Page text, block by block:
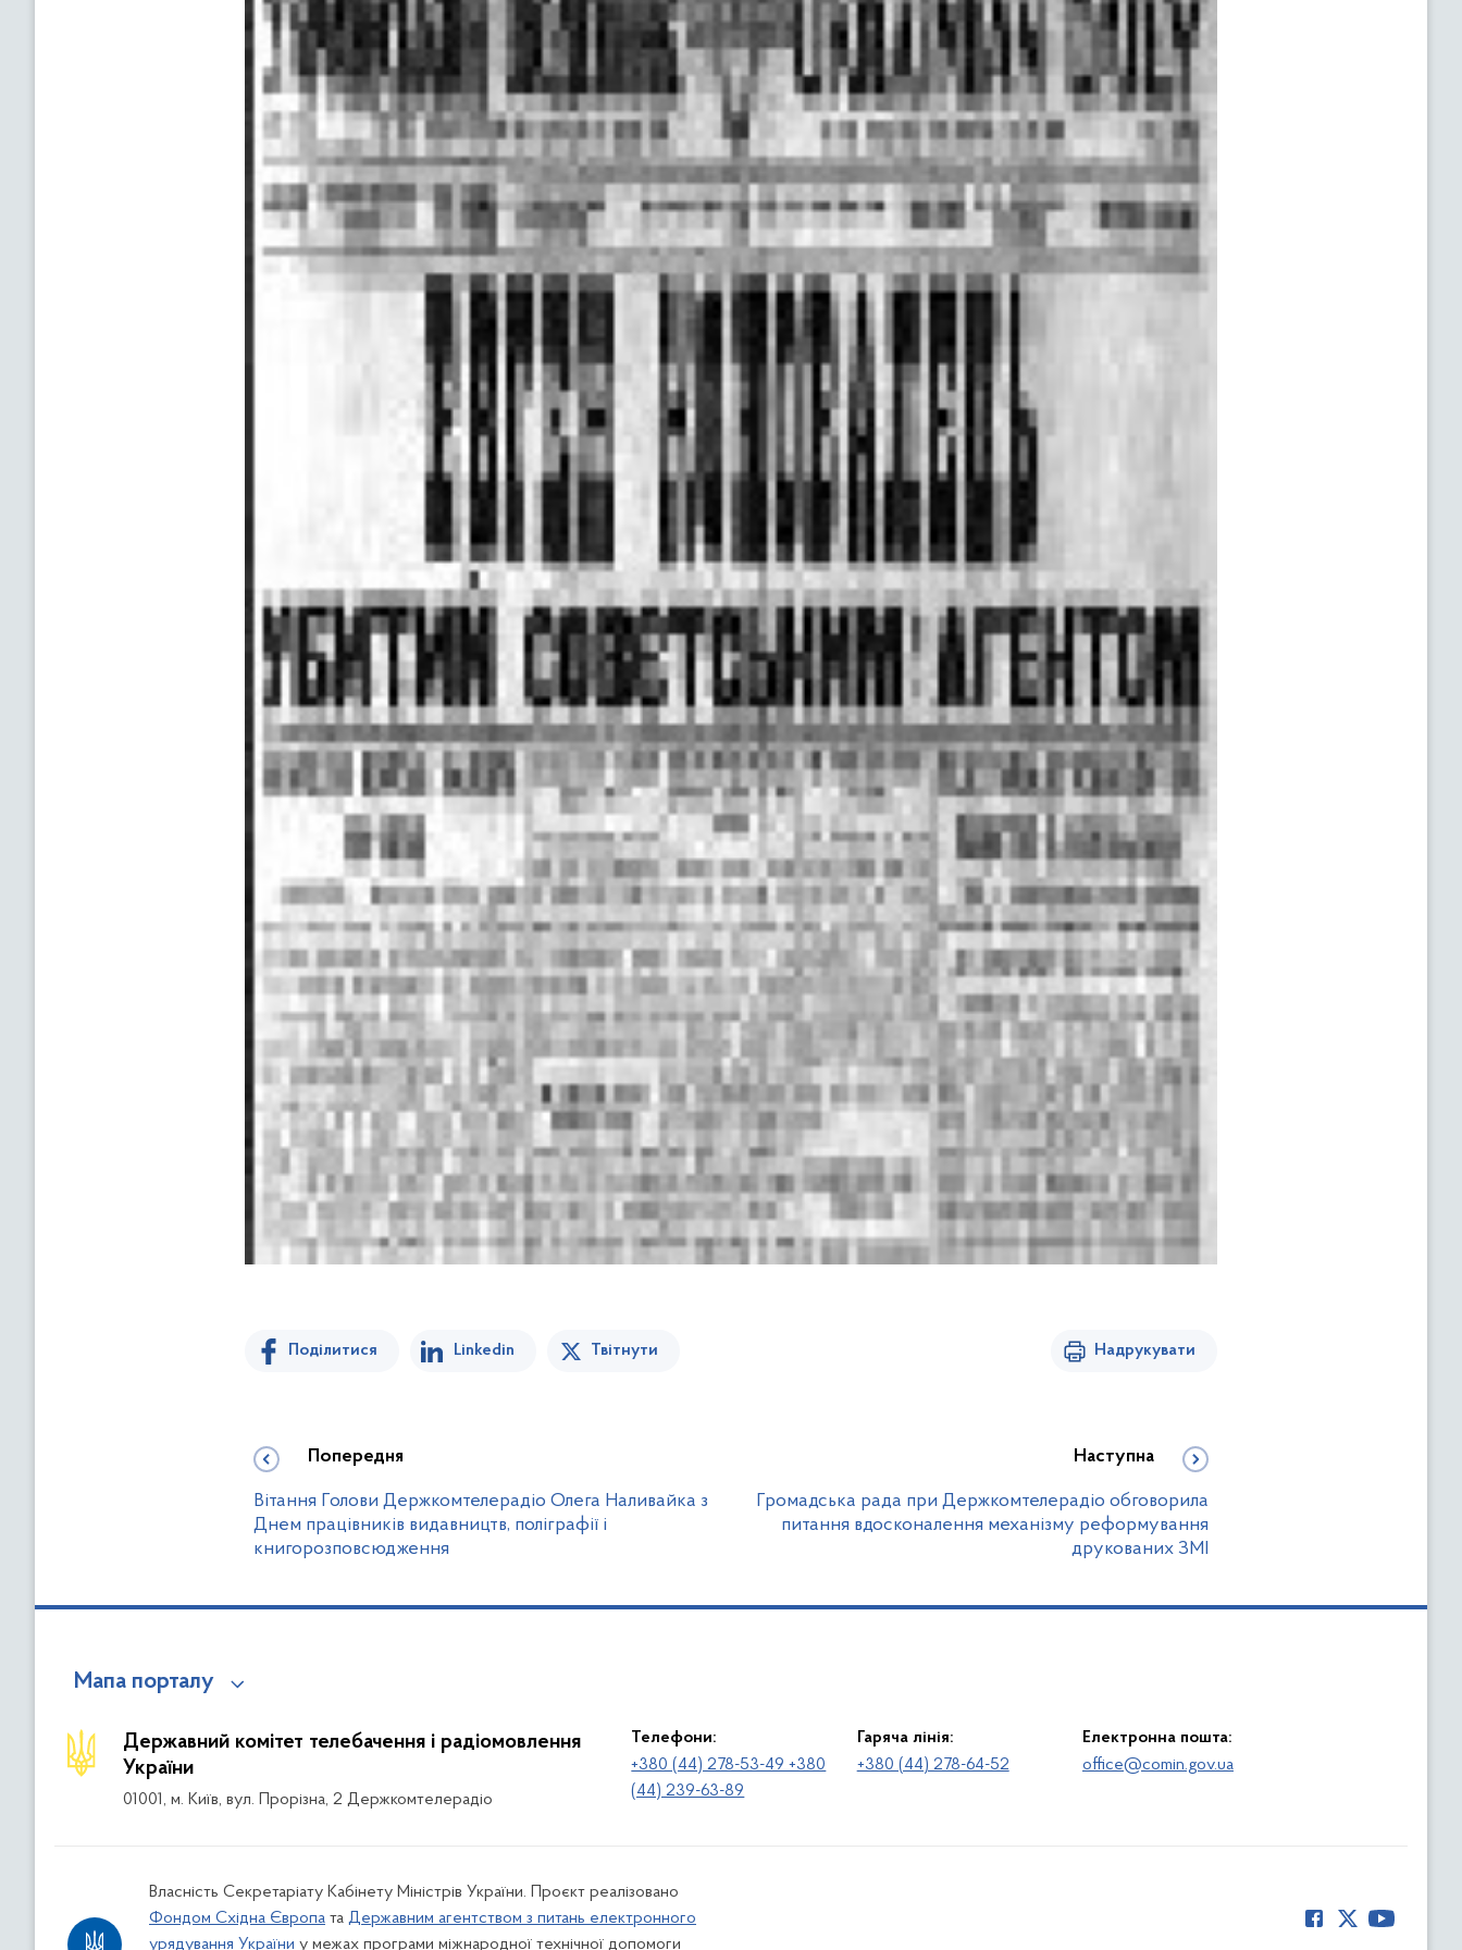
Поділитися Linkedin Твітнути Надрукувати
Попередня
Вітання Голови Держкомтелерадіо Олега Наливайка з
Днем працівників видавництв, поліграфії і
книгорозповсюдження
Наступна
Громадська рада при Держкомтелерадіо обговорила
питання вдосконалення механізму реформування
друкованих ЗМІ
Мапа порталу
Державний комітет телебачення і радіомовлення
України
01001, м. Київ, вул. Прорізна, 2 Держкомтелерадіо
Телефони:
+380 (44) 278-53-49 +380
(44) 239-63-89
Гаряча лінія:
+380 (44) 278-64-52
Електронна пошта:
office@comin.gov.ua
Власність Секретаріату Кабінету Міністрів України. Проєкт реалізовано
Фондом Східна Європа та Державним агентством з питань електронного
урядування України у межах програми міжнародної технічної допомоги